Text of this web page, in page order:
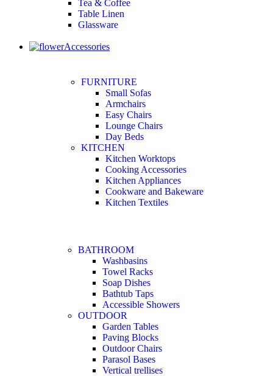
Tea & Coffee
Table Linen
Glassware
Accessories
FURNITURE
Small Sofas
Armchairs
Easy Chairs
Lounge Chairs
Day Beds
KITCHEN
Kitchen Worktops
Cooking Accessories
Kitchen Appliances
Cookware and Bakeware
Kitchen Textiles
BATHROOM
Washbasins
Towel Racks
Soap Dishes
Bathtub Taps
Accessible Showers
OUTDOOR
Garden Tables
Paving Blocks
Outdoor Chairs
Parasol Bases
Vertical trellises